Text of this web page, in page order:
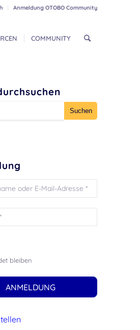
Anmeldung OTOBO Community
COMMUNITY
bleiben
ANMELDUNG